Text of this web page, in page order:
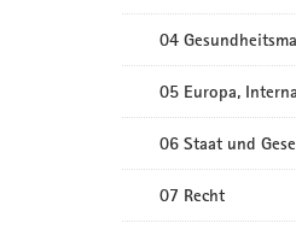
04
05 Europa,
06 Staat und
07 Recht